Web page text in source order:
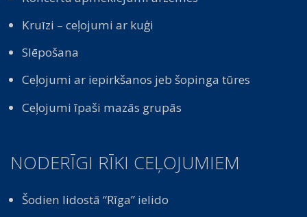
Kruīzi – ceļojumi ar kuģi
Slēpošana
Ceļojumi ar iepirkšanos jeb šopinga tūres
Ceļojumi īpaši mazās grupās
NODERĪGI RĪKI CEĻOJUMIEM
Šodien lidostā “Rīga” ielido